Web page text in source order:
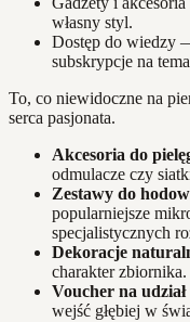
własny styl.
Dostęp do wiedzy
subskrypcje na
To, co niewidoczne na
serca pasjonata.
Akcesoria do
odmulacze czy
Zestawy do
popularniejsze
specjalistycznych
Dekoracje
charakter zbiornika.
Voucher na
wejść głębiej w